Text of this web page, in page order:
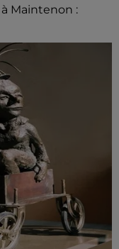
Maintenon :